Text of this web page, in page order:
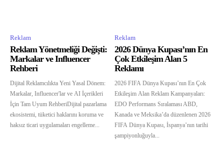
Reklam
Reklam Yönetmeliği Değişti:
Markalar ve Influencer
Rehberi
Dijital Reklamcılıkta Yeni Yasal Dönem:
Markalar, Influencer'lar ve AI İçerikleri
İçin Tam Uyum RehberiDijital pazarlama
ekosistemi, tüketici haklarını koruma ve
haksız ticari uygulamaları engelleme...
Reklam
2026 Dünya Kupası’nın En
Çok Etkileşim Alan 5
Reklamı
2026 FIFA Dünya Kupası’nın En Çok
Etkileşim Alan Reklam Kampanyaları:
EDO Performans Sıralaması ABD,
Kanada ve Meksika’da düzenlenen 2026
FIFA Dünya Kupası, İspanya’nın tarihi
şampiyonluğuyla...